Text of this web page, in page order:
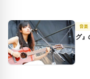
音楽
グ』